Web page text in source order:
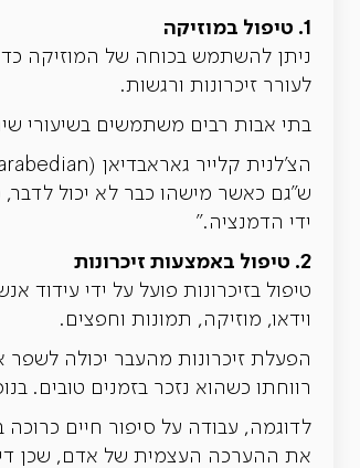
1. טיפול במוזיקה
ניתן להשתמש בכוחה של המוזיקה
לעורר זיכרונות ורגשות.
בתי אבות רבים משתמשים בשיעורי
ש"גם כאשר מישהו כבר לא יכול
ידי הדמנציה."
2. טיפול באמצעות זיכרונות
טיפול בזיכרונות פועל על ידי עידוד
וידאו, מוזיקה, תמונות וחפצים.
הפעלת זיכרונות מהעבר יכולה
רווחתו כשהוא נזכר בזמנים טובים.
לדוגמה, עבודה על סיפור חיים כרוכה
את ההערכה העצמית של אדם, שכן